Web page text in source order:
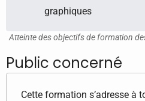
graphiques
Atteinte des objectifs de formation
Public concerné
Cette formation s’adresse à